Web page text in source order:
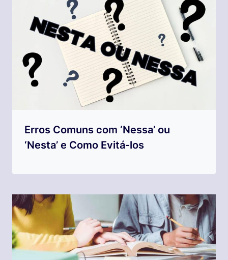
Erros Comuns com ‘Nessa’ ou
‘Nesta’ e Como Evitá-los